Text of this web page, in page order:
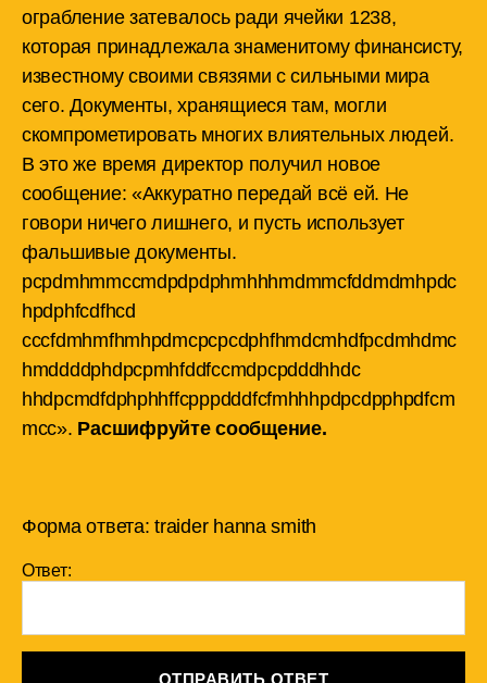
ограбление затевалось ради ячейки 1238,
которая принадлежала знаменитому финансисту,
известному своими связями с сильными мира
сего. Документы, хранящиеся там, могли
скомпрометировать многих влиятельных людей.
В это же время директор получил новое
сообщение: «Аккуратно передай всё ей. Не
говори ничего лишнего, и пусть использует
фальшивые документы.
pcpdmhmmccmdpdpdphmhhhmdmmcfddmdmhpdc
hpdphfcdfhcd
cccfdmhmfhmhpdmcpcpcdphfhmdcmhdfpcdmhdmc
hmddddphdpcpmhfddfccmdpcpdddhhdc
hhdpcmdfdphphhffcpppdddfcfmhhhpdpcdpphpdfcm
mcc». Расшифруйте сообщение.
Форма ответа: traider hanna smith
Ответ:
ОТПРАВИТЬ ОТВЕТ